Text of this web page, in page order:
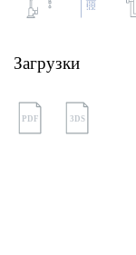
Загрузки
PDF 3DS